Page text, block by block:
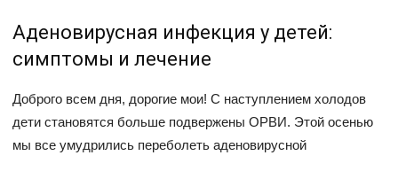
Аденовирусная инфекция у детей:
симптомы и лечение
Доброго всем дня, дорогие мои! С наступлением холодов
дети становятся больше подвержены ОРВИ. Этой осенью
мы все умудрились переболеть аденовирусной